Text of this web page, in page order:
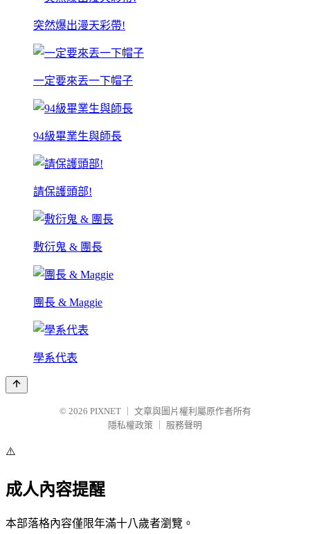
突然爆出漫天彩帶!
一定要來丟一下帽子
94級畢業生與師長
請保護頭部!
敷衍鬼 & 團長
團長 & Maggie
學系代表
© 2026 PIXNET
文章與圖片權利屬原作者所有
隱私權政策
服務聲明
⚠️
成人內容提醒
本部落格內容僅限年滿十八歲者瀏覽。